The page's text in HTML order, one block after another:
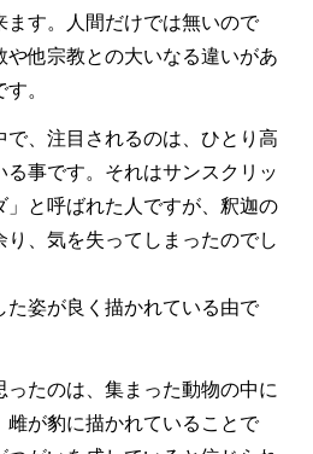
ます。人間だけでは無いので
他宗教との大いなる違いがあ
。
で、注目されるのは、ひとり高
る事です。それはサンスクリッ
」と呼ばれた人ですが、釈迦の
、気を失ってしまったのでし
た姿が良く描かれている由で
ったのは、集まった動物の中に
雌が豹に描かれていることで